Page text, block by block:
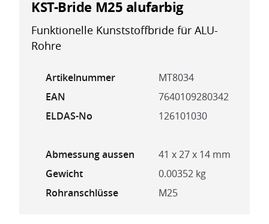
KST-Bride M25 alufarbig
Funktionelle Kunststoffbride für ALU-
Rohre
Artikelnummer
MT8034
EAN
7640109280342
ELDAS-No
126101030
Abmessung aussen
41 x 27 x 14 mm
Gewicht
0.00352 kg
Rohranschlüsse
M25